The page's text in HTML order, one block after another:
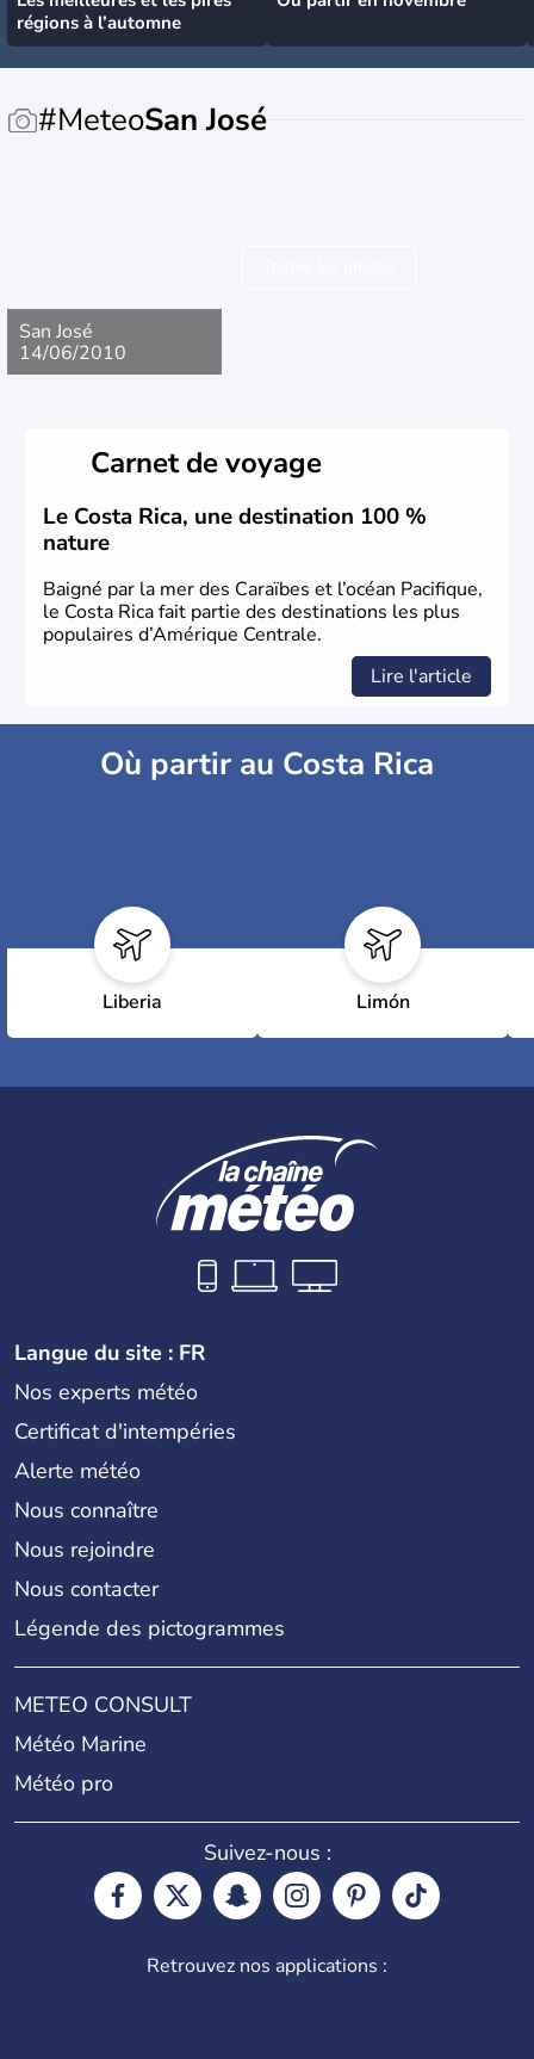
régions à l’automne
#MeteoSan José
San José
14/06/2010
Carnet de voyage
Le Costa Rica, une destination 100 %
nature
Baigné par la mer des Caraïbes et l’océan Pacifique,
le Costa Rica fait partie des destinations les plus
populaires d’Amérique Centrale.
Lire l'article
Où partir au Costa Rica
Liberia Limón
Langue du site : FR
Nos experts météo
Certificat d'intempéries
Alerte météo
Nous connaître
Nous rejoindre
Nous contacter
Légende des pictogrammes
METEO CONSULT
Météo Marine
Météo pro
Suivez-nous :
Retrouvez nos applications :